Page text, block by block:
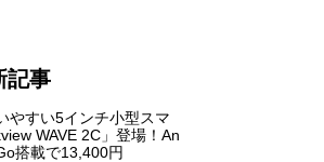
記事
やすい5インチ小型スマ
WAVE 2C」登場！An
搭載で13,400円